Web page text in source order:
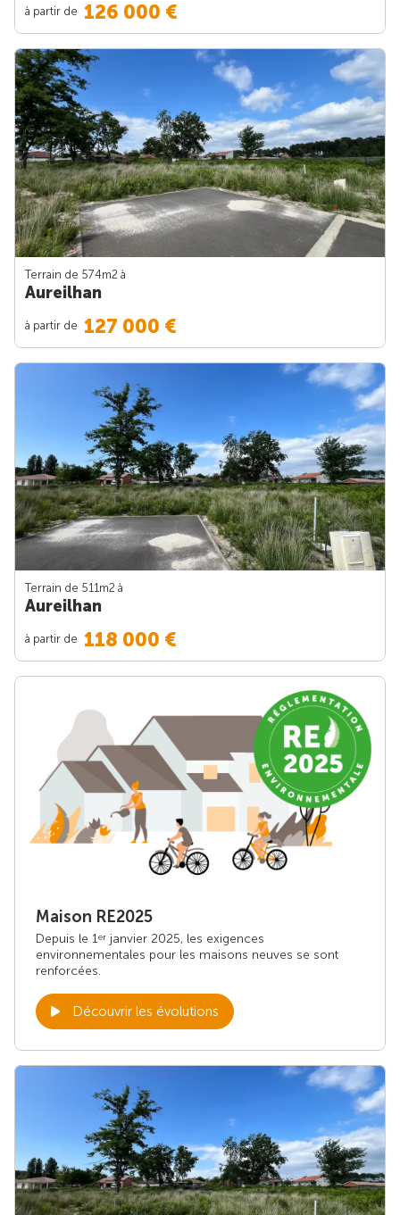
à partir de 126 000 €
Terrain de 574m2 à
Aureilhan
à partir de 127 000 €
Terrain de 511m2 à
Aureilhan
à partir de 118 000 €
Maison RE2025
Depuis le 1er janvier 2025, les exigences
environnementales pour les maisons neuves se sont
renforcées.
Découvrir les évolutions